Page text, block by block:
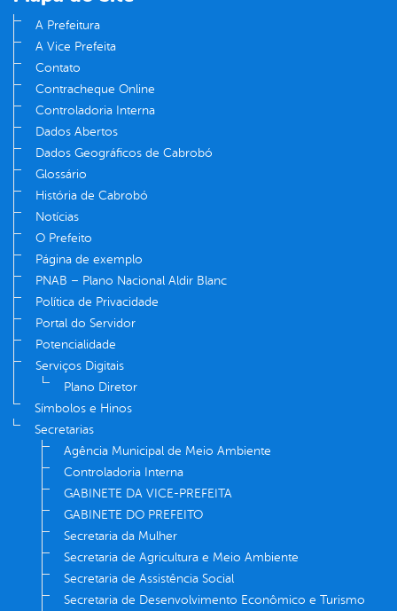
A Prefeitura
A Vice Prefeita
Contato
Contracheque Online
Controladoria Interna
Dados Abertos
Dados Geográficos de Cabrobó
Glossário
História de Cabrobó
Notícias
O Prefeito
Página de exemplo
PNAB – Plano Nacional Aldir Blanc
Política de Privacidade
Portal do Servidor
Potencialidade
Serviços Digitais
Plano Diretor
Símbolos e Hinos
Secretarias
Agência Municipal de Meio Ambiente
Controladoria Interna
GABINETE DA VICE-PREFEITA
GABINETE DO PREFEITO
Secretaria da Mulher
Secretaria de Agricultura e Meio Ambiente
Secretaria de Assistência Social
Secretaria de Desenvolvimento Econômico e Turismo